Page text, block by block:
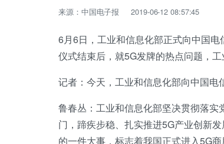
来源：中国电子报 2019-06-12 08:57:45
6月6日，工业和信息化部正式向中国
仪式结束后，就5G发牌的热点问题，
记者：今天，工业和信息化部向中国电
鲁春丛：工业和信息化部坚决贯彻落
门，蹄疾步稳、扎实推进5G产业创新
的一件大事，标志着我国正式进入5G